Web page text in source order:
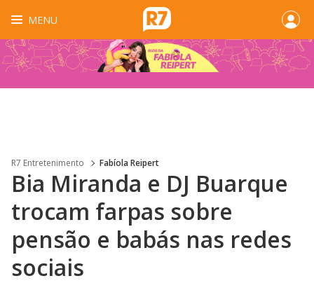
MENU
R7 Entretenimento Fabíola Reipert
Bia Miranda e DJ Buarque
trocam farpas sobre
pensão e babás nas redes
sociais